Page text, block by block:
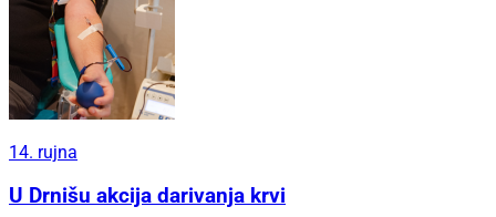
14. rujna
U Drnišu akcija darivanja krvi